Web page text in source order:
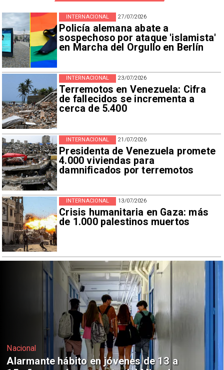
27/07/2026
Policía alemana abate a
sospechoso por ataque 'islamista'
en Marcha del Orgullo en Berlín
INTERNACIONAL
23/07/2026
Terremotos en Venezuela: Cifra
de fallecidos se incrementa a
cerca de 5.400
INTERNACIONAL
21/07/2026
Presidenta de Venezuela promete
4.000 viviendas para
damnificados por terremotos
INTERNACIONAL
13/07/2026
Crisis humanitaria en Gaza: más
de 1.000 palestinos muertos
INTERNACIONAL
Regiones
Aprueban creación del Parque